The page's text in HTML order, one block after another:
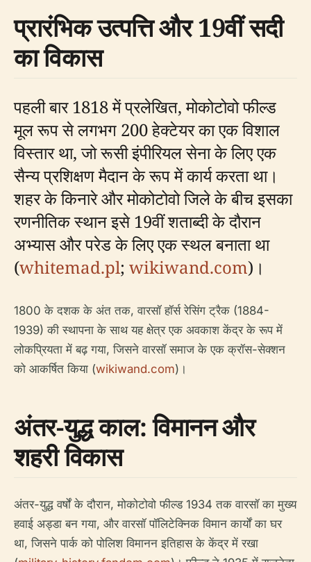
प्रारंभिक उत्पत्ति और 19वीं सदी
का विकास
पहली बार 1818 में प्रलेखित, मोकोटोवो फील्ड
मूल रूप से लगभग 200 हेक्टेयर का एक विशाल
विस्तार था, जो रूसी इंपीरियल सेना के लिए एक
सैन्य प्रशिक्षण मैदान के रूप में कार्य करता था।
शहर के किनारे और मोकोटोवो जिले के बीच इसका
रणनीतिक स्थान इसे 19वीं शताब्दी के दौरान
अभ्यास और परेड के लिए एक स्थल बनाता था
(whitemad.pl; wikiwand.com)।
1800 के दशक के अंत तक, वारसॉ हॉर्स रेसिंग ट्रैक (1884-
1939) की स्थापना के साथ यह क्षेत्र एक अवकाश केंद्र के रूप में
लोकप्रियता में बढ़ गया, जिसने वारसॉ समाज के एक क्रॉस-सेक्शन
को आकर्षित किया (wikiwand.com)।
अंतर-युद्ध काल: विमानन और
शहरी विकास
अंतर-युद्ध वर्षों के दौरान, मोकोटोवो फील्ड 1934 तक वारसॉ का मुख्य
हवाई अड्डा बन गया, और वारसॉ पॉलिटेक्निक विमान कार्यों का घर
था, जिसने पार्क को पोलिश विमानन इतिहास के केंद्र में रखा